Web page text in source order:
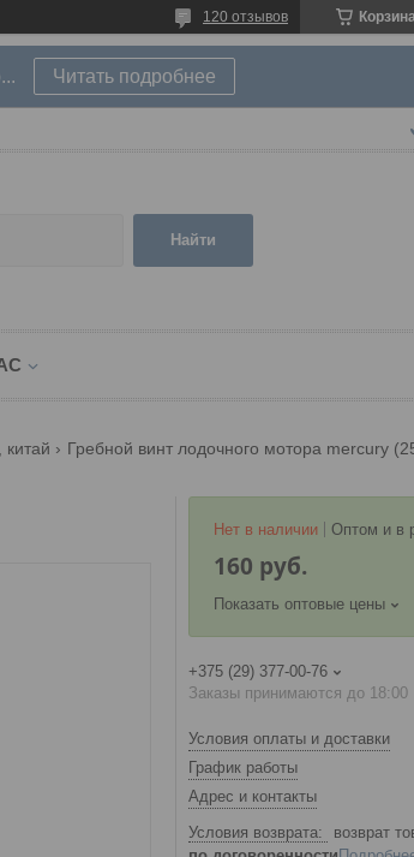
120 отзывов
Читать подробнее
Найти
Нет в наличии Оптом и в
160 руб.
Показать оптовые цены
+375 (29) 377-00-76
Заказы принимаются до 18:00
Условия оплаты и доставки
График работы
Адрес и контакты
возврат